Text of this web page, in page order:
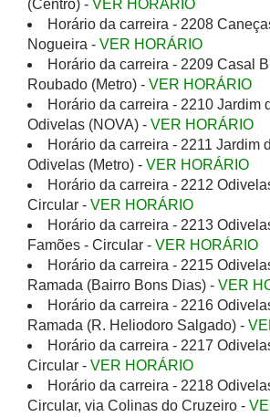
(Centro) - VER HORÁRIO
Horário da carreira - 2208
Nogueira - VER HORÁRIO
Horário da carreira - 2209 Casal
Roubado (Metro) - VER HORÁRIO
Horário da carreira - 2210 Jardim
Odivelas (NOVA) - VER HORÁRIO
Horário da carreira - 2211 Jardim
Odivelas (Metro) - VER HORÁRIO
Horário da carreira - 2212
Circular - VER HORÁRIO
Horário da carreira - 2213
Famões - Circular - VER HORÁRIO
Horário da carreira - 2215
Ramada (Bairro Bons Dias) - VER
Horário da carreira - 2216
Ramada (R. Heliodoro Salgado) -
Horário da carreira - 2217
Circular - VER HORÁRIO
Horário da carreira - 2218
Circular, via Colinas do Cruzeiro -